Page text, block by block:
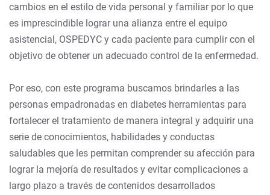
cambios en el estilo de vida personal y familiar por lo que
es imprescindible lograr una alianza entre el equipo
asistencial, OSPEDYC y cada paciente para cumplir con el
objetivo de obtener un adecuado control de la enfermedad.
Por eso, con este programa buscamos brindarles a las
personas empadronadas en diabetes herramientas para
fortalecer el tratamiento de manera integral y adquirir una
serie de conocimientos, habilidades y conductas
saludables que les permitan comprender su afección para
lograr la mejoría de resultados y evitar complicaciones a
largo plazo a través de contenidos desarrollados